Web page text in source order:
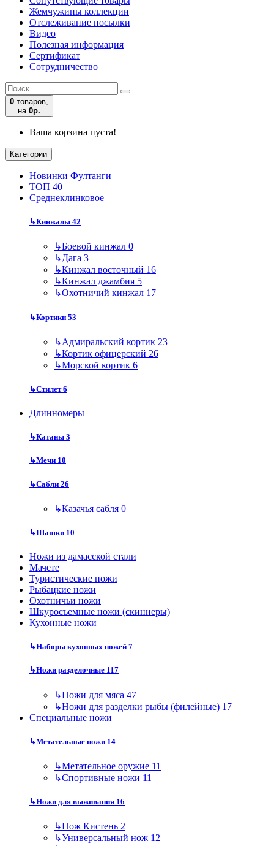
Жемчужины коллекции
Отслеживание посылки
Видео
Полезная информация
Сертификат
Сотрудничество
0 товаров,
на 0р.
Ваша корзина пуста!
Категории
Новинки Фултанги
ТОП 40
Среднеклинковое
↳Кинжалы 42
↳Боевой кинжал 0
↳Дага 3
↳Кинжал восточный 16
↳Кинжал джамбия 5
↳Охотничий кинжал 17
↳Кортики 53
↳Адмиральский кортик 23
↳Кортик офицерский 26
↳Морской кортик 6
↳Стилет6
Длинномеры
↳Катаны 3
↳Мечи 10
↳Сабли 26
↳Казачья сабля 0
↳Шашки 10
Ножи из дамасской стали
Мачете
Туристические ножи
Рыбацкие ножи
Охотничьи ножи
Шкуросъемные ножи (скиннеры)
Кухонные ножи
↳Наборы кухонных ножей 7
↳Ножи разделочные 117
↳Ножи для мяса 47
↳Ножи для разделки рыбы (филейные) 17
Специальные ножи
↳Метательные ножи 14
↳Метательное оружие 11
↳Спортивные ножи 11
↳Ножи для выживания 16
↳Нож Кистень 2
↳Универсальный нож 12